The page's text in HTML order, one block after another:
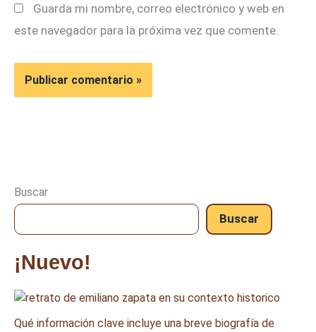
Guarda mi nombre, correo electrónico y web en
este navegador para la próxima vez que comente.
Buscar
Buscar
¡Nuevo!
Qué información clave incluye una breve biografía de